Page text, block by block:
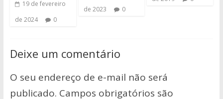
19 de fevereiro
de 2024
0
de 2023
0
Deixe um comentário
O seu endereço de e-mail não será
publicado. Campos obrigatórios são